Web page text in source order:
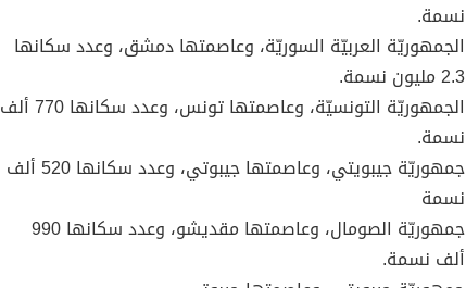
نسمة.
الجمهوريّة العربيّة السوريّة، وعاصمتها دمشق، وعدد سكانها
2.3 مليون نسمة.
الجمهوريّة التونسيّة، وعاصمتها تونس، وعدد سكانها 770 ألف
نسمة.
جمهوريّة جيبويتي، وعاصمتها جيبوتي، وعدد سكانها 520 ألف
نسمة
جمهوريّة الصومال، وعاصمتها مقديشو، وعدد سكانها 990
ألف نسمة.